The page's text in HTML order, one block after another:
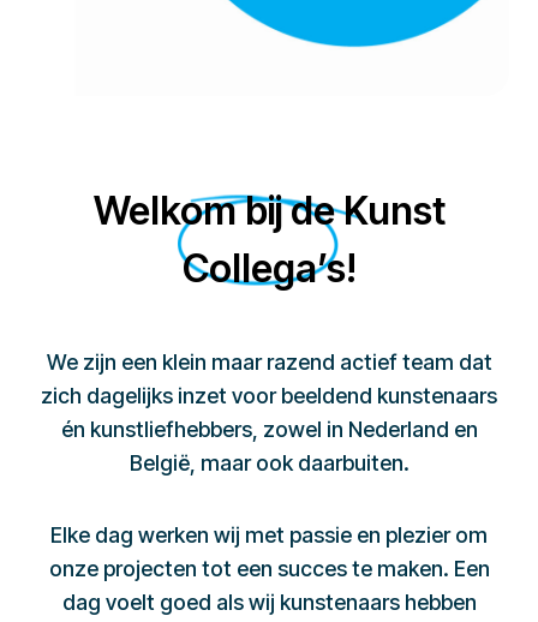
Welkom bij de Kunst
Collega’s!
We zijn een klein maar razend actief team dat
zich dagelijks inzet voor beeldend kunstenaars
én kunstliefhebbers, zowel in Nederland en
België, maar ook daarbuiten.
Elke dag werken wij met passie en plezier om
onze projecten tot een succes te maken. Een
dag voelt goed als wij kunstenaars hebben